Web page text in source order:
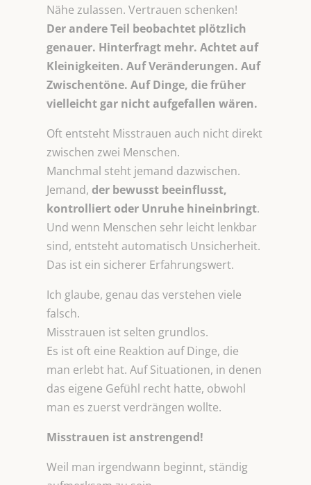
Nähe zulassen. Vertrauen schenken!
Der andere Teil beobachtet plötzlich
genauer. Hinterfragt mehr. Achtet auf
Kleinigkeiten. Auf Veränderungen. Auf
Zwischentöne. Auf Dinge, die früher
vielleicht gar nicht aufgefallen wären.
Oft entsteht Misstrauen auch nicht direkt
zwischen zwei Menschen.
Manchmal steht jemand dazwischen.
Jemand,der bewusst beeinflusst,
kontrolliert oder Unruhe hineinbringt.
Und wenn Menschen sehr leicht lenkbar
sind, entsteht automatisch Unsicherheit.
Das ist ein sicherer Erfahrungswert.
Ich glaube, genau das verstehen viele
falsch.
Misstrauen ist selten grundlos.
Es ist oft eine Reaktion auf Dinge, die
man erlebt hat. Auf Situationen, in denen
das eigene Gefühl recht hatte, obwohl
man es zuerst verdrängen wollte.
Misstrauen ist anstrengend!
Weil man irgendwann beginnt, ständig